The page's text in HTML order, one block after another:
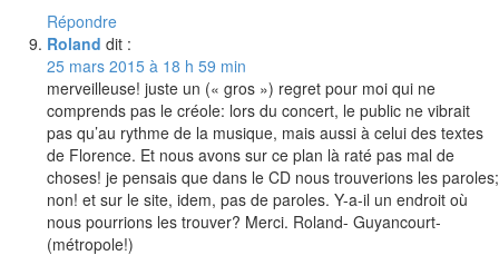
Répondre
Roland dit :
25 mars 2015 à 18 h 59 min
merveilleuse! juste un (« gros ») regret pour moi qui ne
comprends pas le créole: lors du concert, le public ne vibrait
pas qu’au rythme de la musique, mais aussi à celui des textes
de Florence. Et nous avons sur ce plan là raté pas mal de
choses! je pensais que dans le CD nous trouverions les paroles;
non! et sur le site, idem, pas de paroles. Y-a-il un endroit où
nous pourrions les trouver? Merci. Roland- Guyancourt-
(métropole!)